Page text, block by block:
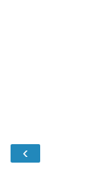
‹